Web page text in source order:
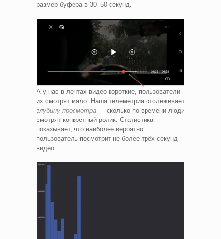
размер буфера в 30–50 секунд.
А у нас в лентах видео короткие, пользователи
их смотрят мало. Наша телеметрия отслеживает
глубину просмотра — сколько по времени люди
смотрят конкретный ролик. Статистика
показывает, что наиболее вероятно
пользователь посмотрит не более трёх секунд
видео.